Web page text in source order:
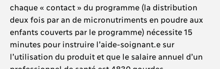
chaque « contact » du programme (la distribution
deux fois par an de micronutriments en poudre aux
enfants couverts par le programme) nécessite 15
minutes pour instruire l’aide-soignant.e sur
l’utilisation du produit et que le salaire annuel d’un